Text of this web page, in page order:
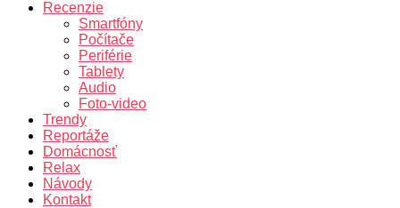
Recenzie
Smartfóny
Počítače
Periférie
Tablety
Audio
Foto-video
Trendy
Reportáže
Domácnosť
Relax
Návody
Kontakt